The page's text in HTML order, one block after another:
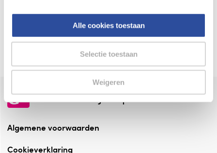
Alle cookies toestaan
Selectie toestaan
Weigeren
Altijd onze folder bij de hand
Check onze folders ⁠bij AlleFolders.
de vriendelijke specialist
Algemene voorwaarden
Cookieverklaring